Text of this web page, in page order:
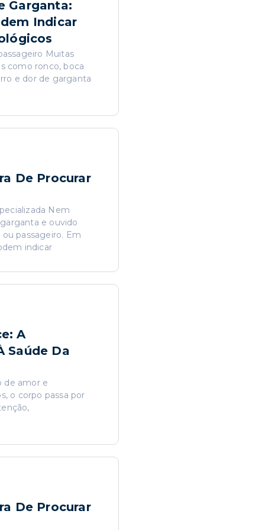
Garganta:
Indicar
Muitas
como ronco, boca
e dor de garganta
De Procurar
Nem
e ouvido
passageiro. Em
indicar
A
Saúde Da
de amor e
o corpo passa por
De Procurar